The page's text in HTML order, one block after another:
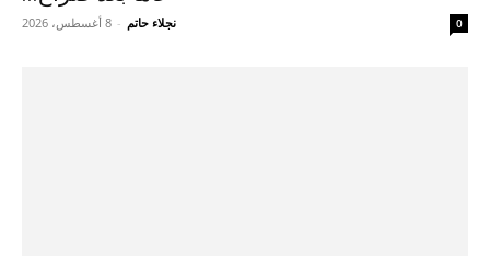
نجلاء حاتم - 8 أغسطس، 2026 0